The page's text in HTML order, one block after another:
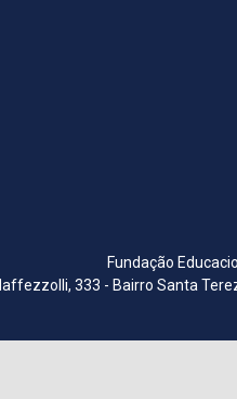
Fundação
333 - Bairro Santa